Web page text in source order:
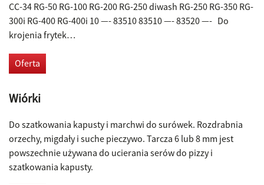
CC-34 RG-50 RG-100 RG-200 RG-250 diwash RG-250 RG-350 RG-
300i RG-400 RG-400i 10 —- 83510 83510 —- 83520 —- Do
krojenia frytek…
Oferta
Wiórki
Do szatkowania kapusty i marchwi do surówek. Rozdrabnia
orzechy, migdały i suche pieczywo. Tarcza 6 lub 8 mm jest
powszechnie używana do ucierania serów do pizzy i
szatkowania kapusty.